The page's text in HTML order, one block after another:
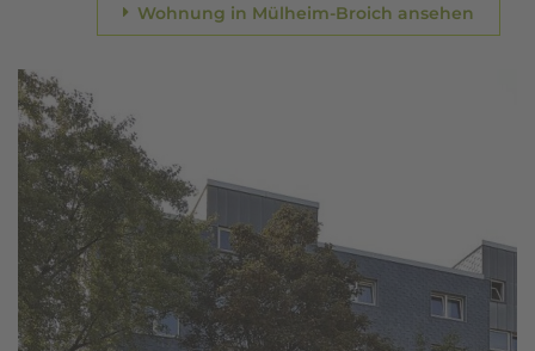
Wohnung in Mülheim-Broich ansehen